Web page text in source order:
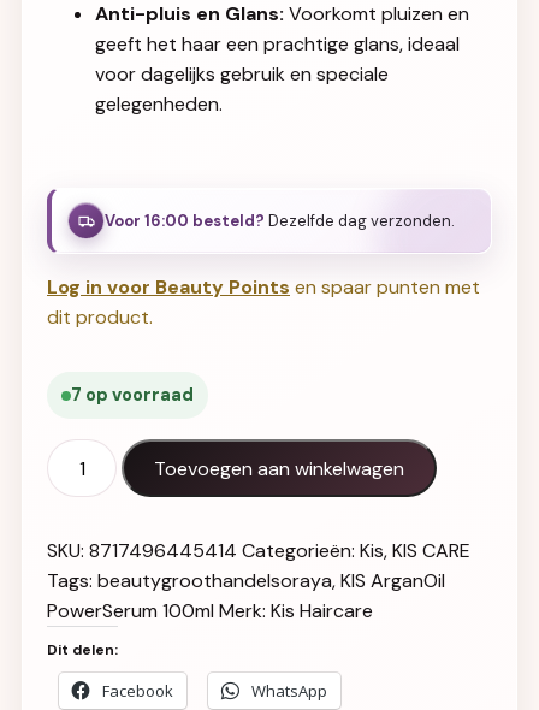
Anti-pluis en Glans: Voorkomt pluizen en
geeft het haar een prachtige glans, ideaal
voor dagelijks gebruik en speciale
gelegenheden.
Voor 16:00 besteld? Dezelfde dag verzonden.
Log in voor Beauty Points en spaar punten met
dit product.
7 op voorraad
KIS ArganOil PowerSerum 100ml aantal
Toevoegen aan winkelwagen
SKU: 8717496445414 Categorieën: Kis,KIS CARE
Tags: beautygroothandelsoraya,KIS ArganOil
PowerSerum 100mlMerk: Kis Haircare
Dit delen:
Facebook WhatsApp